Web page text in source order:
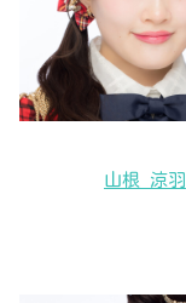
山根 涼羽